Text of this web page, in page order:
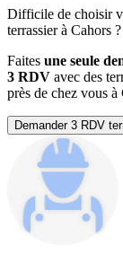
Difficile de choisir
terrassier à Cahors ?
Faites une seule
3 RDV avec des
près de chez vous à
Demander 3 RDV